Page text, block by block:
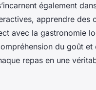
également
apprendre des
avec la gastronomie
du goût
repas en une